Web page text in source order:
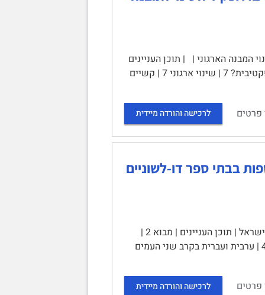
המבנה הארגוני | | תוכן העניינים
| תקציר 3 | מבוא 3 | סקירת ספרות 4 | ניתוח הראיון 6 | מהי מנהיגות חינוכית אפקטיבית? 7 | שינוי ארגוני 7 | קשיים
פרטים לרכישה והורדה מיידית
בבתי ספר דו-לשוניים
מודל התפתחותי לרכישת שפות בבתי ספר דו-לשוניים (עברית וערבית) בישראל | תוכן העניינים | מבוא 2 |
מודל התפתחותי 4 | עמדות תלמידים כלפי השפה הערבית והשפעתן על הישגים 4 | ערבית ועברית בקרב שני העמים
פרטים לרכישה והורדה מיידית